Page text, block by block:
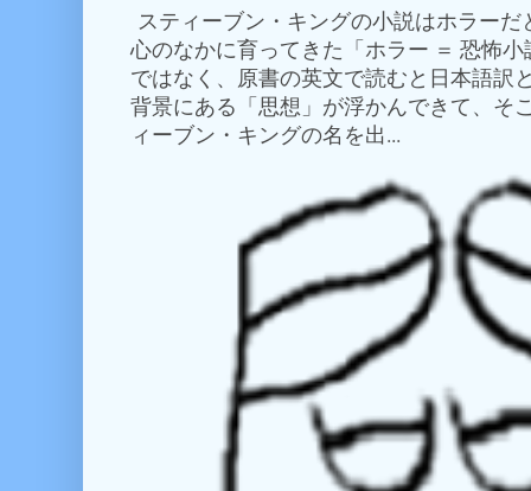
スティーブン・キングの小説はホラー
心のなかに育ってきた「ホラー ＝ 恐怖
ではなく、原書の英文で読むと日本語訳
背景にある「思想」が浮かんできて、そ
ィーブン・キングの名を出...